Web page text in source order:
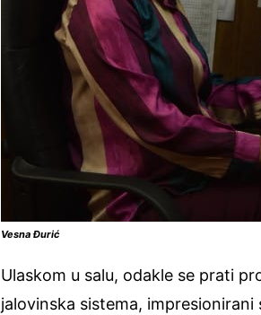
Vesna Đurić
Ulaskom u salu, odakle se prati
jalovinska sistema,